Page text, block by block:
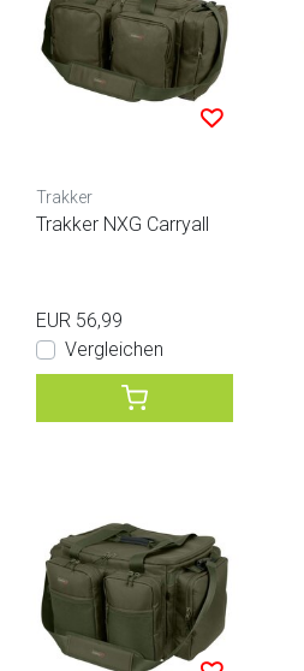
Trakker
Trakker NXG Carryall
EUR 56,99
Vergleichen